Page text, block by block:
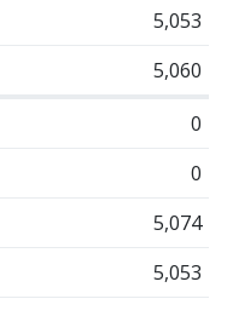
5,053
5,060
0
0
5,074
5,053